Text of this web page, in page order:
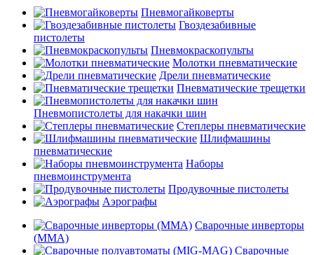
Пневмогайковерты
Гвоздезабивные
пистолеты
Пневмокраскопульты
Молотки пневматические
Дрели пневматические
Пневматические трещетки
Пневмопистолеты для накачки шин
Степлеры пневматические
Шлифмашины
пневматические
Наборы
пневмоинструмента
Продувочные пистолеты
Аэрографы
Сварочные инверторы
(MMA)
Сварочные